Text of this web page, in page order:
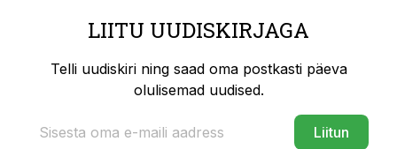
LIITU UUDISKIRJAGA
Telli uudiskiri ning saad oma postkasti päeva
olulisemad uudised.
Liitun